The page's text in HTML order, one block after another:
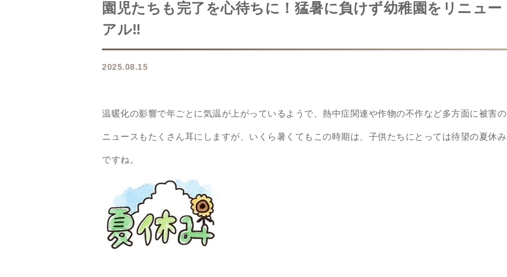
園児たちも完了を心待ちに！猛暑に負けず幼稚園をリニュー
アル‼
2025.08.15
温暖化の影響で年ごとに気温が上がっているようで、熱中症関連や作物の不作など多方面に被害の
ニュースもたくさん耳にしますが、いくら暑くてもこの時期は、子供たちにとっては待望の夏休み
ですね。